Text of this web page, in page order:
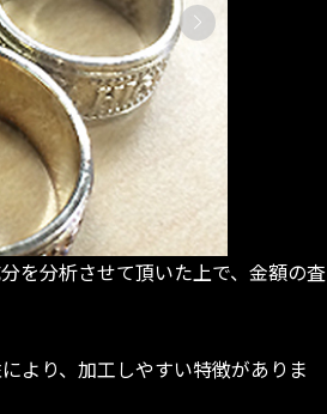
を分析させて頂いた上で、金額の査
より、加工しやすい特徴がありま